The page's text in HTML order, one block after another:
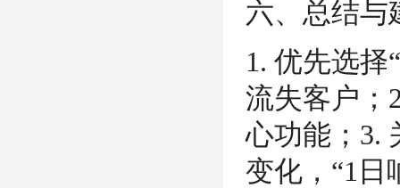
六、总结与
1. 优先选择
流失客户；
心功能；3.
变化，“1日